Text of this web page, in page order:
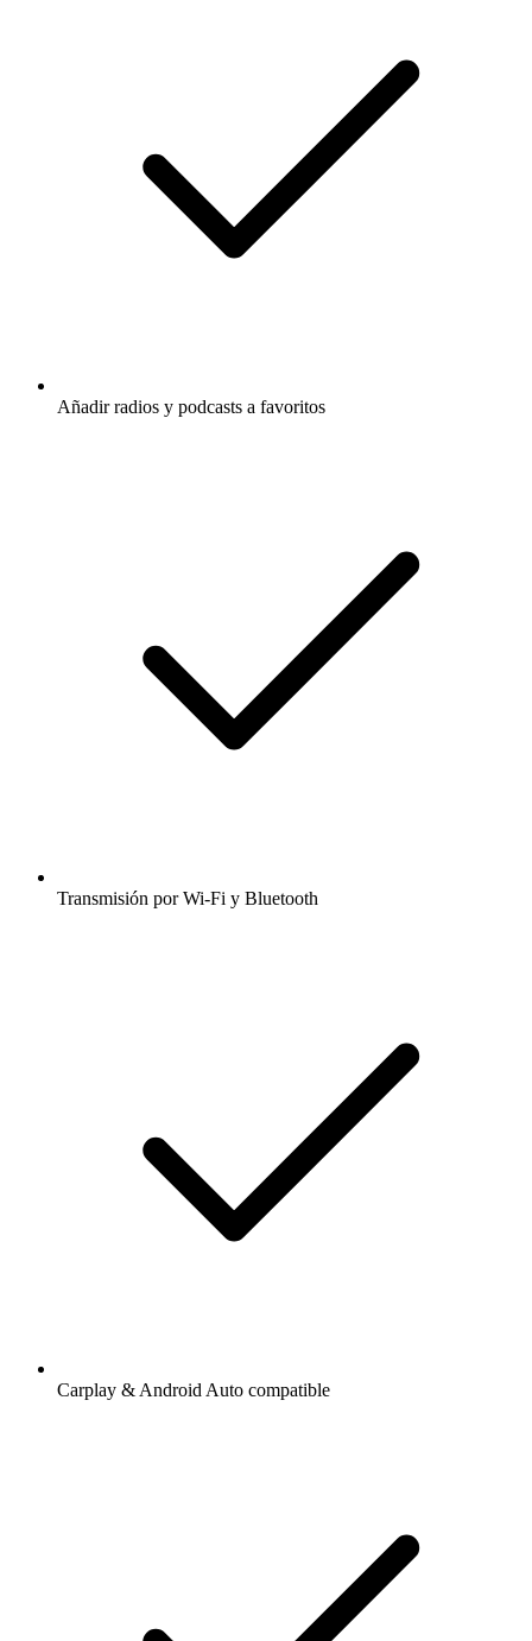
Añadir radios y podcasts a favoritos
Transmisión por Wi-Fi y Bluetooth
Carplay & Android Auto compatible